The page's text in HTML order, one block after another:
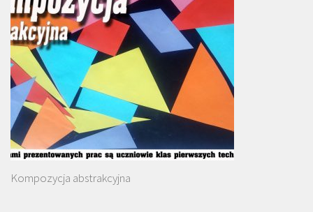
Kompozycja abstrakcyjna